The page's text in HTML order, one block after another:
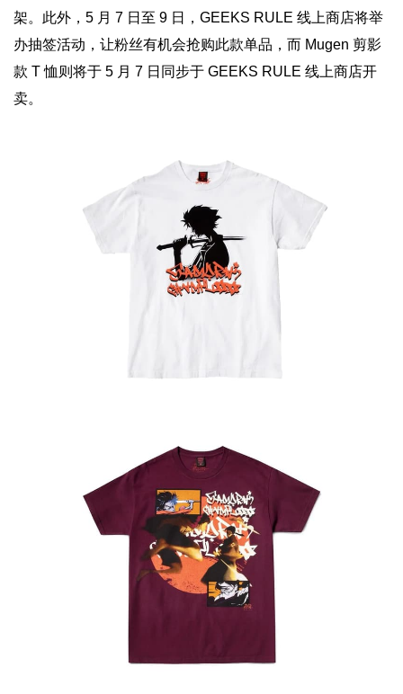
架。此外，5 月 7 日至 9 日，GEEKS RULE 线上商店将举
办抽签活动，让粉丝有机会抢购此款单品，而 Mugen 剪影
款 T 恤则将于 5 月 7 日同步于 GEEKS RULE 线上商店开
卖。